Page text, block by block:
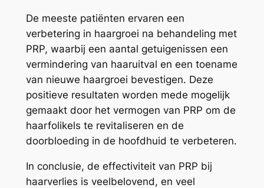
De meeste patiënten ervaren een
verbetering in haargroei na behandeling met
PRP, waarbij een aantal getuigenissen een
vermindering van haaruitval en een toename
van nieuwe haargroei bevestigen. Deze
positieve resultaten worden mede mogelijk
gemaakt door het vermogen van PRP om de
haarfolikels te revitaliseren en de
doorbloeding in de hoofdhuid te verbeteren.
In conclusie, de effectiviteit van PRP bij
haarverlies is veelbelovend, en veel